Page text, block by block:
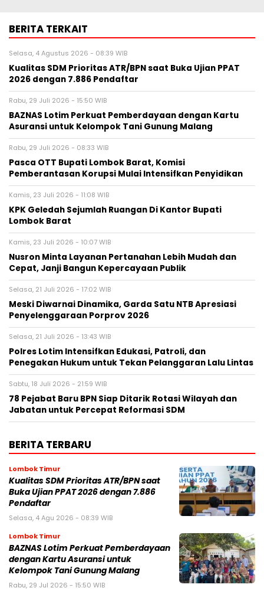
BERITA TERKAIT
Selasa, 4 Agustus 2026 - 08:39 WIB
Kualitas SDM Prioritas ATR/BPN saat Buka Ujian PPAT
2026 dengan 7.886 Pendaftar
Rabu, 29 Juli 2026 - 15:50 WIB
BAZNAS Lotim Perkuat Pemberdayaan dengan Kartu
Asuransi untuk Kelompok Tani Gunung Malang
Rabu, 29 Juli 2026 - 08:33 WIB
Pasca OTT Bupati Lombok Barat, Komisi
Pemberantasan Korupsi Mulai Intensifkan Penyidikan
Kamis, 23 Juli 2026 - 11:08 WIB
KPK Geledah Sejumlah Ruangan Di Kantor Bupati
Lombok Barat
Kamis, 23 Juli 2026 - 10:07 WIB
Nusron Minta Layanan Pertanahan Lebih Mudah dan
Cepat, Janji Bangun Kepercayaan Publik
Selasa, 21 Juli 2026 - 17:02 WIB
Meski Diwarnai Dinamika, Garda Satu NTB Apresiasi
Penyelenggaraan Porprov 2026 ‎
Selasa, 21 Juli 2026 - 13:43 WIB
Polres Lotim Intensifkan Edukasi, Patroli, dan
Penegakan Hukum untuk Tekan Pelanggaran Lalu Lintas
Sabtu, 18 Juli 2026 - 21:59 WIB
78 Pejabat Baru BPN Siap Ditarik Rotasi Wilayah dan
Jabatan untuk Percepat Reformasi SDM
BERITA TERBARU
Lombok Timur
Kualitas SDM Prioritas ATR/BPN saat
Buka Ujian PPAT 2026 dengan 7.886
Pendaftar
Selasa, 4 Agu 2026 - 08:39 WIB
Lombok Timur
BAZNAS Lotim Perkuat Pemberdayaan
dengan Kartu Asuransi untuk
Kelompok Tani Gunung Malang
Rabu, 29 Jul 2026 - 15:50 WIB